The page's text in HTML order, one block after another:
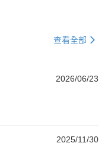
查看全部
2026/06/23
2025/11/30